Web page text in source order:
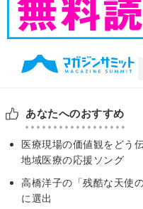
あなたへのおすすめ
医療現場の価値観をどう
地域医療の応援ソング
高橋洋子の「残酷な天使
に選出